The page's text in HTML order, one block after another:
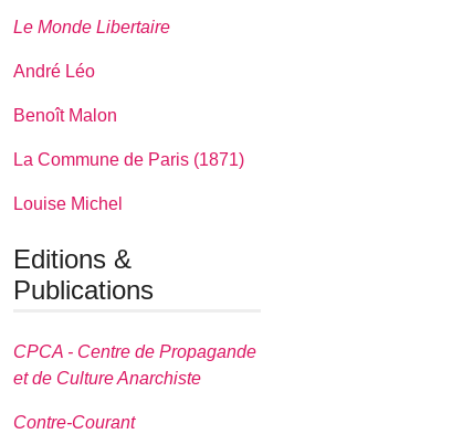
Le Monde Libertaire
André Léo
Benoît Malon
La Commune de Paris (1871)
Louise Michel
Editions &
Publications
CPCA - Centre de Propagande
et de Culture Anarchiste
Contre-Courant